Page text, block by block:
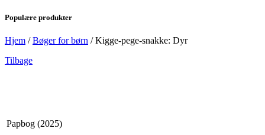
Populære produkter
Hjem /Bøger for børn /Kigge-pege-snakke: Dyr
Tilbage
Papbog (2025)